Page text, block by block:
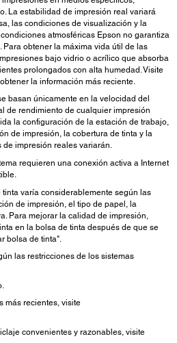
La estabilidad de impresión real variará
las condiciones de visualización y la
atmosféricas Epson no garantiza
obtener la máxima vida útil de las
bajo vidrio o acrílico que absorba
prolongados con alta humedad. Visite
la información más reciente.
basan únicamente en la velocidad del
de rendimiento de cualquier impresión
la configuración de la estación de trabajo,
de impresión, la cobertura de tinta y la
impresión reales variarán.
requieren una conexión activa a Internet
varía considerablemente según las
de impresión, el tipo de papel, la
Para mejorar la calidad de impresión,
en la bolsa de tinta después de que se
bolsa de tinta".
las restricciones de los sistemas
más recientes, visite
convenientes y razonables, visite